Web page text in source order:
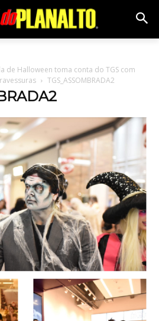
de Halloween toma conta do TGS com
TGS_ASSOMBRADA2